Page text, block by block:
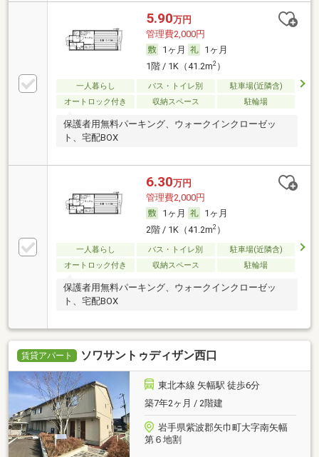
5.90万円
管理費2,000円
1ヶ月
1ヶ月
1階 / 1K（41.2m2）
一人暮らし バス・トイレ別
駐車場(近隣含)
オートロック付き
収納スペース 駐輪場
保護者用無料パーキング、ウォークインクローゼッ
ト、宅配BOX
6.30万円
管理費2,000円
1ヶ月
1ヶ月
2階 / 1K（41.2m2）
一人暮らし バス・トイレ別
駐車場(近隣含)
オートロック付き
収納スペース 駐輪場
保護者用無料パーキング、ウォークインクローゼッ
ト、宅配BOX
賃貸アパート ソワサントゥディザン西口
東北本線 矢幅駅 徒歩6分
築7年2ヶ月 / 2階建
岩手県紫波郡矢巾町大字南矢幅
第６地割